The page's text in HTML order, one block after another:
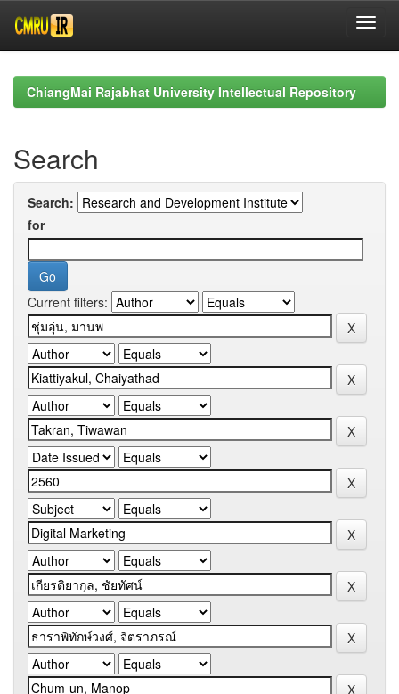
navigationChiangMai Rajabhat University Intellectual Repository
Search
Search:
for
Current filters: